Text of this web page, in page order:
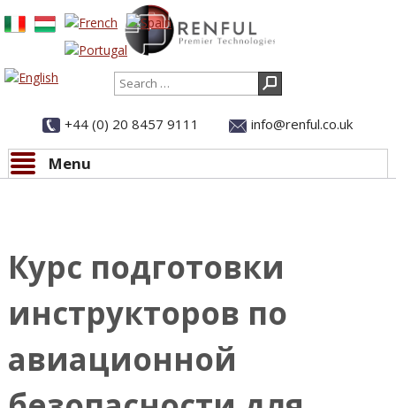
Search
+44 (0) 20 8457 9111 info@renful.co.uk
Menu
Курс подготовки
инструкторов по
авиационной